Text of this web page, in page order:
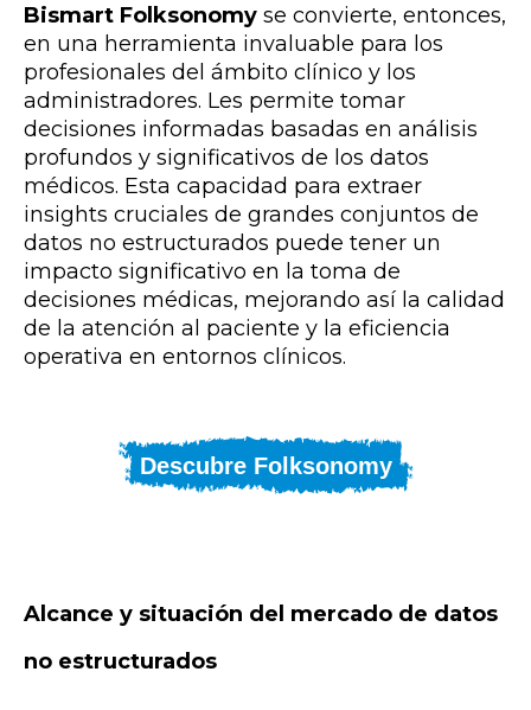
Bismart Folksonomy se convierte, entonces,
en una herramienta invaluable para los
profesionales del ámbito clínico y los
administradores. Les permite tomar
decisiones informadas basadas en análisis
profundos y significativos de los datos
médicos. Esta capacidad para extraer
insights cruciales de grandes conjuntos de
datos no estructurados puede tener un
impacto significativo en la toma de
decisiones médicas, mejorando así la calidad
de la atención al paciente y la eficiencia
operativa en entornos clínicos.
Descubre Folksonomy
Alcance y situación del mercado de datos
no estructurados